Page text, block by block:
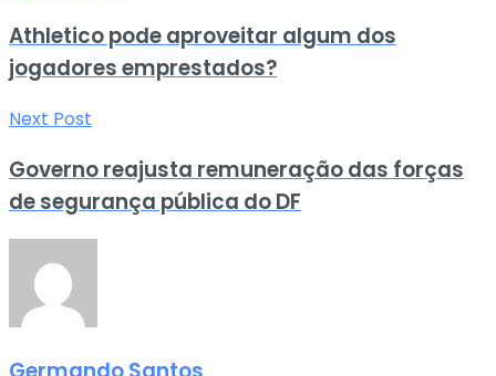
Athletico pode aproveitar algum dos
jogadores emprestados?
Next Post
Governo reajusta remuneração das forças
de segurança pública do DF